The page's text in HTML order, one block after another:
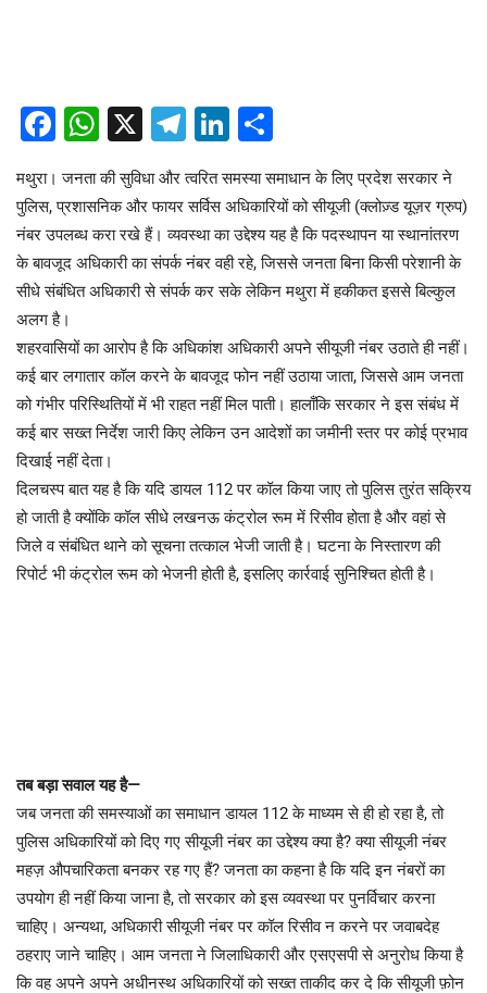
Facebook
WhatsApp
X Telegram
LinkedIn
मथुरा। जनता की सुविधा और त्वरित समस्या समाधान के लिए प्रदेश सरकार ने
पुलिस, प्रशासनिक और फायर सर्विस अधिकारियों को सीयूजी (क्लोज़्ड यूज़र ग्रुप)
नंबर उपलब्ध करा रखे हैं। व्यवस्था का उद्देश्य यह है कि पदस्थापन या स्थानांतरण
के बावजूद अधिकारी का संपर्क नंबर वही रहे, जिससे जनता बिना किसी परेशानी के
सीधे संबंधित अधिकारी से संपर्क कर सके लेकिन मथुरा में हकीकत इससे बिल्कुल
अलग है।
शहरवासियों का आरोप है कि अधिकांश अधिकारी अपने सीयूजी नंबर उठाते ही नहीं।
कई बार लगातार कॉल करने के बावजूद फोन नहीं उठाया जाता, जिससे आम जनता
को गंभीर परिस्थितियों में भी राहत नहीं मिल पाती। हालाँकि सरकार ने इस संबंध में
कई बार सख्त निर्देश जारी किए लेकिन उन आदेशों का जमीनी स्तर पर कोई प्रभाव
दिखाई नहीं देता।
दिलचस्प बात यह है कि यदि डायल 112 पर कॉल किया जाए तो पुलिस तुरंत सक्रिय
हो जाती है क्योंकि कॉल सीधे लखनऊ कंट्रोल रूम में रिसीव होता है और वहां से
जिले व संबंधित थाने को सूचना तत्काल भेजी जाती है। घटना के निस्तारण की
रिपोर्ट भी कंट्रोल रूम को भेजनी होती है, इसलिए कार्रवाई सुनिश्चित होती है।
तब बड़ा सवाल यह है—
जब जनता की समस्याओं का समाधान डायल 112 के माध्यम से ही हो रहा है, तो
पुलिस अधिकारियों को दिए गए सीयूजी नंबर का उद्देश्य क्या है? क्या सीयूजी नंबर
महज़ औपचारिकता बनकर रह गए हैं? जनता का कहना है कि यदि इन नंबरों का
उपयोग ही नहीं किया जाना है, तो सरकार को इस व्यवस्था पर पुनर्विचार करना
चाहिए। अन्यथा, अधिकारी सीयूजी नंबर पर कॉल रिसीव न करने पर जवाबदेह
ठहराए जाने चाहिए। आम जनता ने जिलाधिकारी और एसएसपी से अनुरोध किया है
कि वह अपने अपने अधीनस्थ अधिकारियों को सख्त ताकीद कर दे कि सीयूजी फ़ोन